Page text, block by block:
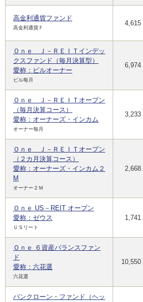
高金利通貨ファンド
高金利通貨Ｆ
4,615
Ｏｎｅ Ｊ－ＲＥＩＴインデッ
クスファンド（毎月決算型）
愛称：ビルオーナー
ビル毎月
6,974
Ｏｎｅ Ｊ－ＲＥＩＴオープン
（毎月決算コース）
愛称：オーナーズ・インカム
オーナー毎月
3,233
Ｏｎｅ Ｊ－ＲＥＩＴオープン
（２カ月決算コース）
愛称：オーナーズ・インカム２
M
オーナー２Ｍ
2,668
Ｏｎｅ US－REIT オープン
愛称：ゼウス
ＵＳリート
1,741
Ｏｎｅ ６資産バランスファン
ド
愛称：六花選
六花選
10,550
バンクローン・ファンド（ヘッ